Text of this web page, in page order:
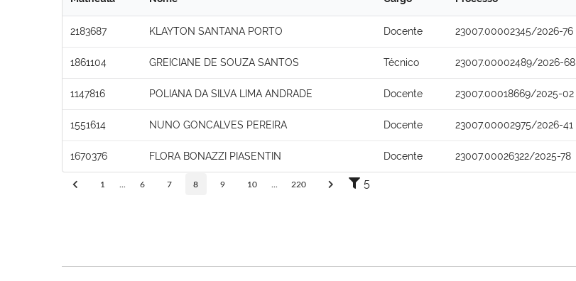
2183687 KLAYTON SANTANA PORTO Docente 23007.00002345/2026-76
1861104 GREICIANE DE SOUZA SANTOS Técnico 23007.00002489/2026-68
1147816 POLIANA DA SILVA LIMA ANDRADE Docente 23007.00018669/2025-02
1551614 NUNO GONCALVES PEREIRA Docente 23007.00002975/2026-41
1670376 FLORA BONAZZI PIASENTIN Docente 23007.00026322/2025-78
1 6 7 8 9 10 220 5